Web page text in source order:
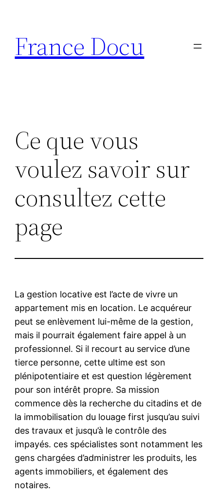
contenu
France Docu
Ce que vous
voulez savoir sur
consultez cette
page
La gestion locative est l’acte de vivre un
appartement mis en location. Le acquéreur
peut se enlèvement lui-même de la gestion,
mais il pourrait également faire appel à un
professionnel. Si il recourt au service d’une
tierce personne, cette ultime est son
plénipotentiaire et est question légèrement
pour son intérêt propre. Sa mission
commence dès la recherche du citadins et de
la immobilisation du louage first jusqu’au suivi
des travaux et jusqu’à le contrôle des
impayés. ces spécialistes sont notamment les
gens chargées d’administrer les produits, les
agents immobiliers, et également des
notaires.